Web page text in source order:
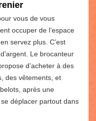
vous de vous
occuper de l’espace
servez plus. C’est
Le brocanteur
d’acheter à des
des vêtements, et
après une
déplacer partout dans